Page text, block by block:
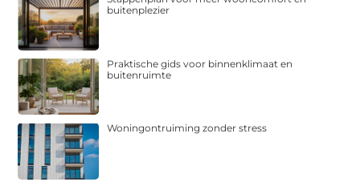
buitenplezier
Praktische gids voor binnenklimaat en
buitenruimte
Woningontruiming zonder stress